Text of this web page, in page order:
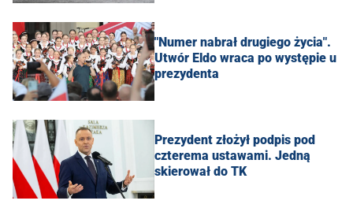
"Numer nabrał drugiego życia".
Utwór Eldo wraca po występie u
prezydenta
Prezydent złożył podpis pod
czterema ustawami. Jedną
skierował do TK